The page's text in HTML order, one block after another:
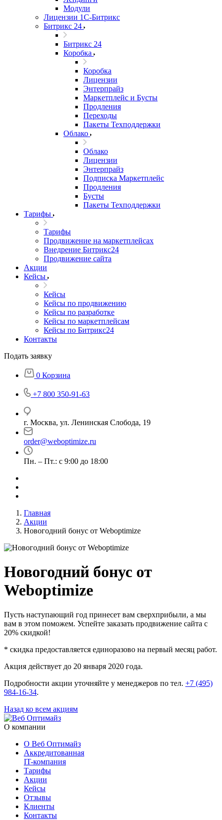
Модули
Лицензии 1С-Битрикс
Битрикс 24
Битрикс 24
Коробка
Коробка
Лицензии
Энтерпрайз
Маркетплейс и Бусты
Продления
Переходы
Пакеты Техподдержки
Облако
Облако
Лицензии
Энтерпрайз
Подписка Маркетплейс
Продления
Бусты
Пакеты Техподдержки
Тарифы
Тарифы
Продвижение на маркетплейсах
Внедрение Битрикс24
Продвижение сайта
Акции
Кейсы
Кейсы
Кейсы по продвижению
Кейсы по разработке
Кейсы по маркетплейсам
Кейсы по Битрикс24
Контакты
Подать заявку
0 Корзина
+7 800 350-91-63
г. Москва, ул. Ленинская Слобода, 19
order@weboptimize.ru
Пн. – Пт.: с 9:00 до 18:00
Главная
Акции
Новогодний бонус от Weboptimize
Новогодний бонус от
Weboptimize
Пусть наступающий год принесет вам сверхприбыли, а мы
вам в этом поможем. Успейте заказать продвижение сайта с
20% скидкой!
* скидка предоставляется единоразово на первый месяц работ.
Акция действует до 20 января 2020 года.
Подробности акции уточняйте у менеджеров по тел. +7 (495)
984-16-34.
Назад ко всем акциям
О компании
О Веб Оптимайз
Аккредитованная
IT-компания
Тарифы
Акции
Кейсы
Отзывы
Клиенты
Контакты